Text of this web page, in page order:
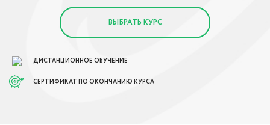
ВЫБРАТЬ КУРС
ДИСТАНЦИОННОЕ ОБУЧЕНИЕ
СЕРТИФИКАТ ПО ОКОНЧАНИЮ КУРСА